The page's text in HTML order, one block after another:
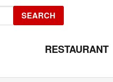
SEARCH
RESTAURANT